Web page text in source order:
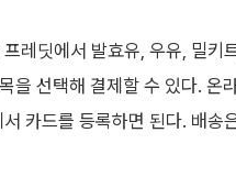
레딧에서 발효유, 우유, 밀키
을 선택해 결제할 수 있다. 온
카드를 등록하면 된다. 배